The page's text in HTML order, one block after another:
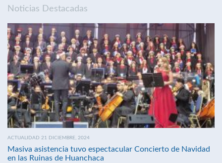
Noticias Destacadas
ACTUALIDAD 21 DICIEMBRE, 2024
Masiva asistencia tuvo espectacular Concierto de Navidad
en las Ruinas de Huanchaca